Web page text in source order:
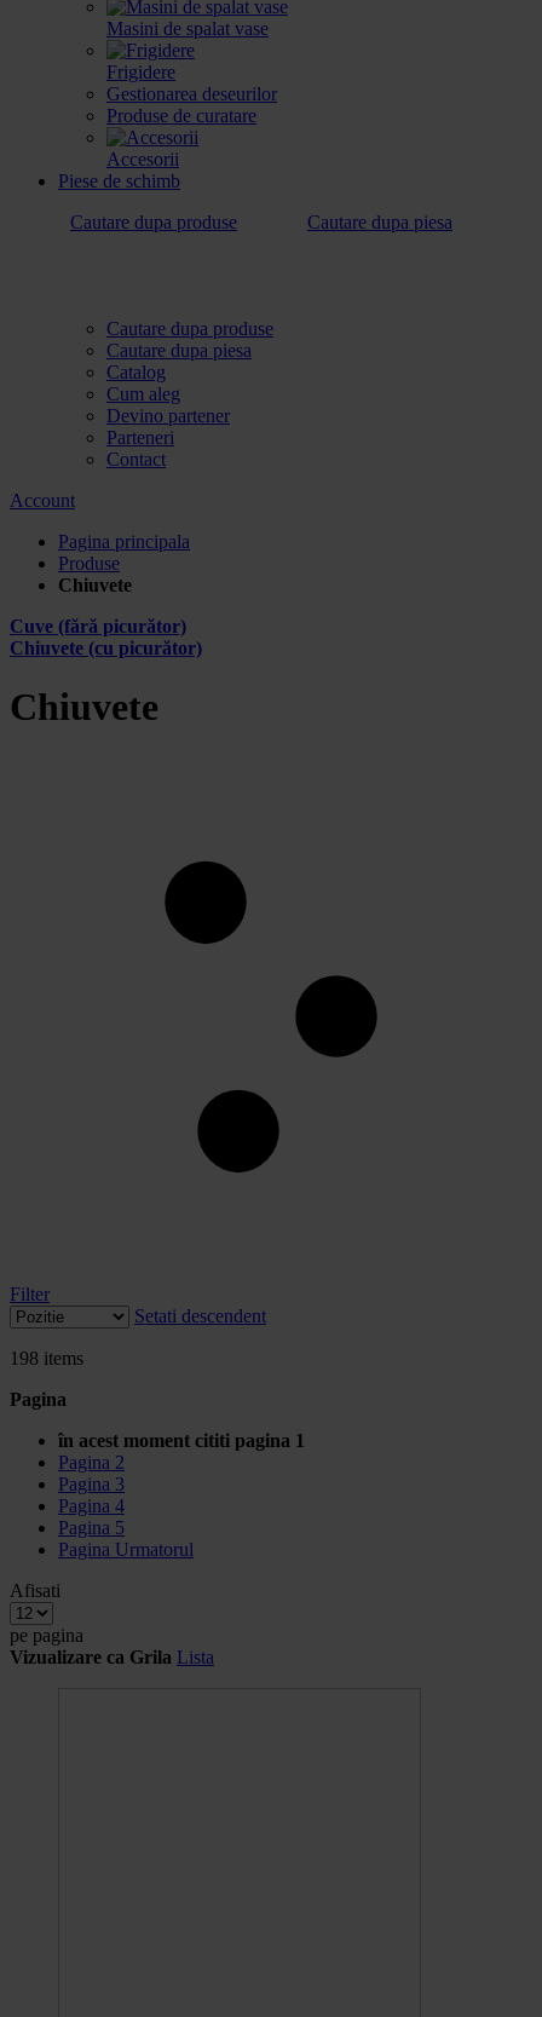
Masini de spalat vase
Frigidere
Gestionarea deseurilor
Produse de curatare
Accesorii
Piese de schimb
Cautare dupa produse
Cautare dupa piesa
Cautare dupa produse
Cautare dupa piesa
Catalog
Cum aleg
Devino partener
Parteneri
Contact
Account
Pagina principala
Produse
Chiuvete
Cuve (fără picurător)
Chiuvete (cu picurător)
Chiuvete
Filter
Setati descendent
198 items
Pagina
în acest moment cititi pagina 1
Pagina 2
Pagina 3
Pagina 4
Pagina 5
Pagina Urmatorul
Afisati
pe pagina
Vizualizare ca Grila Lista